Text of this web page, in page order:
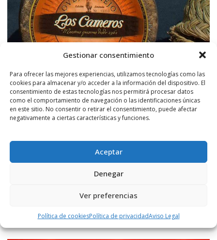
Gestionar consentimiento
Para ofrecer las mejores experiencias, utilizamos tecnologías como las
cookies para almacenar y/o acceder a la información del dispositivo. El
consentimiento de estas tecnologías nos permitirá procesar datos
como el comportamiento de navegación o las identificaciones únicas
en este sitio. No consentir o retirar el consentimiento, puede afectar
negativamente a ciertas características y funciones.
Aceptar
Denegar
Ver preferencias
Política de cookiesPolítica de privacidadAviso Legal
POR RADIO HARO 10 MAYO, 2018 1760 6
premio en el Concurso Nacional `Gourmet
“LOS CAMEROS”, ha sido galardonada con dos nuevos premios en el